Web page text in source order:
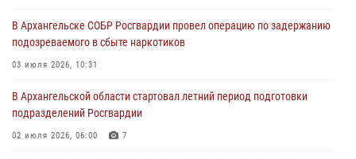
В Архангельске СОБР Росгвардии провел операцию по задержанию
подозреваемого в сбыте наркотиков
03 июля 2026, 10:31
В Архангельской области стартовал летний период подготовки
подразделений Росгвардии
02 июля 2026, 06:00 7